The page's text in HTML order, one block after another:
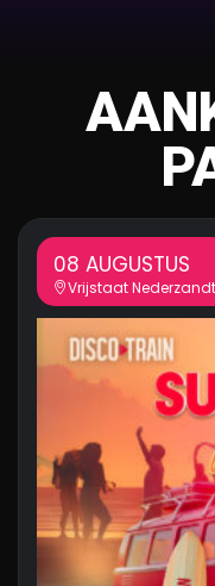
08 AUGUSTUS
Vrijstaat Nederzandt